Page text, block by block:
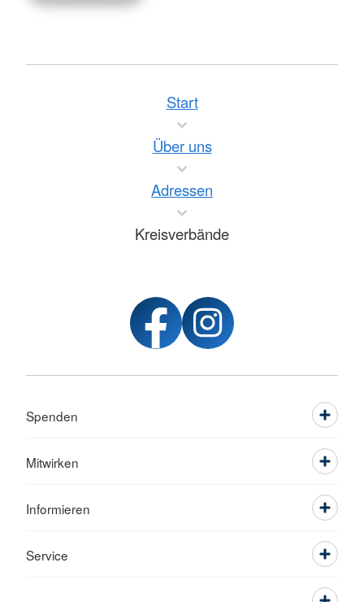
Start
Über uns
Adressen
Kreisverbände
Spenden
Mitwirken
Informieren
Service